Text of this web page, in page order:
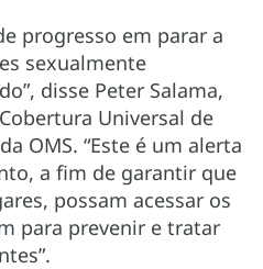
progresso em parar a
sexualmente
disse Peter Salama,
Universal de
OMS. “Este é um alerta
a fim de garantir que
possam acessar os
para prevenir e tratar